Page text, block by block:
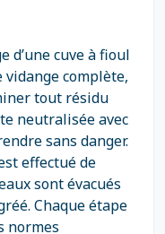
d’une cuve à fioul
vidange complète,
tout résidu
neutralisée avec
sans danger.
effectué de
sont évacués
Chaque étape
normes